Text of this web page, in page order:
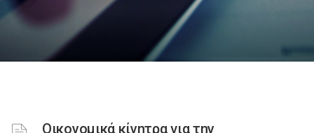
Οικονομικά κίνητρα για την